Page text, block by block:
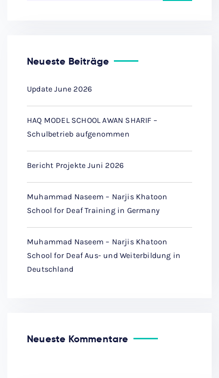
Neueste Beiträge
Update June 2026
HAQ MODEL SCHOOL AWAN SHARIF –
Schulbetrieb aufgenommen
Bericht Projekte Juni 2026
Muhammad Naseem – Narjis Khatoon
School for Deaf Training in Germany
Muhammad Naseem – Narjis Khatoon
School for Deaf Aus- und Weiterbildung in
Deutschland
Neueste Kommentare